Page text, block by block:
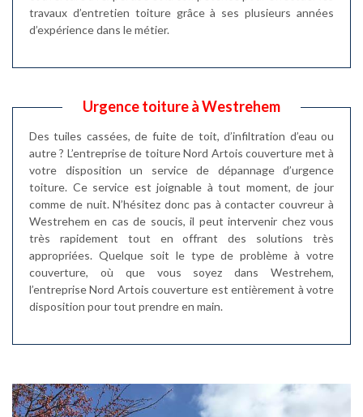
travaux d’entretien toiture grâce à ses plusieurs années
d’expérience dans le métier.
Urgence toiture à Westrehem
Des tuiles cassées, de fuite de toit, d’infiltration d’eau ou
autre ? L’entreprise de toiture Nord Artois couverture met à
votre disposition un service de dépannage d’urgence
toiture. Ce service est joignable à tout moment, de jour
comme de nuit. N’hésitez donc pas à contacter couvreur à
Westrehem en cas de soucis, il peut intervenir chez vous
très rapidement tout en offrant des solutions très
appropriées. Quelque soit le type de problème à votre
couverture, où que vous soyez dans Westrehem,
l’entreprise Nord Artois couverture est entièrement à votre
disposition pour tout prendre en main.